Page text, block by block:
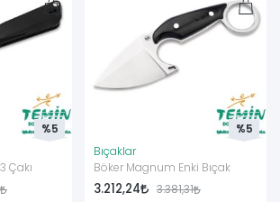
doğa tutkunu, markanın sunduğu bu
artırmanıza yardımcı olacaktır.
ve doğru seçimi yapmak için sitemizdeki
Çakı
%5
Bıçaklar
Böker Magnum Enki Bıçak
3.212,24 3.381,31
%5